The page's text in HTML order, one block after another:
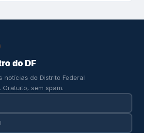
do DF
notícias do Distrito Federal
sem spam.